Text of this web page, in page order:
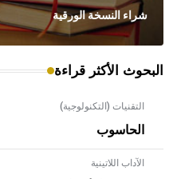
شراء النسخة الورقية
البحوث الأكثر قراءة
التقنيات (التكنولوجية)
الحاسوب
الآداب اللاتينية